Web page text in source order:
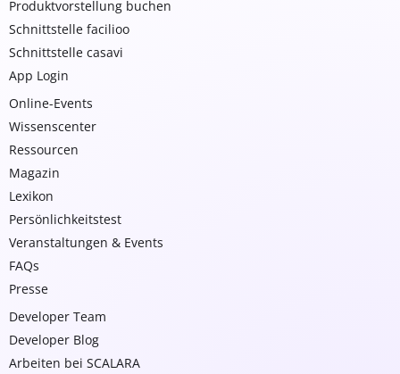
Produktvorstellung buchen
Schnittstelle facilioo
Schnittstelle casavi
App Login
Online-Events
Wissenscenter
Ressourcen
Magazin
Lexikon
Persönlichkeitstest
Veranstaltungen & Events
FAQs
Presse
Developer Team
Developer Blog
Arbeiten bei SCALARA